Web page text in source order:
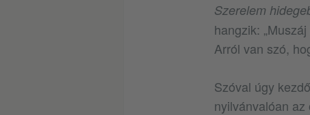
Szerelem
hangzik:
Arról van szó,
Szóval úgy
nyilvánvalóan